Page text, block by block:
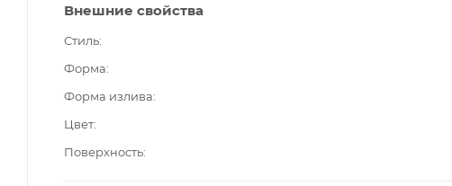
Внешние свойства
Стиль
Форма
Форма излива
Цвет
Поверхность